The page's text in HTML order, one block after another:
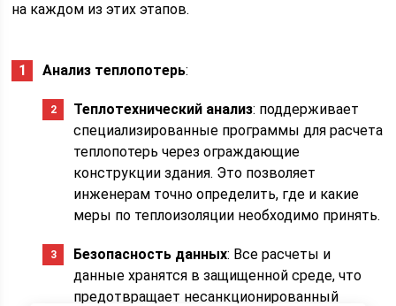
на каждом из этих этапов.
Анализ теплопотерь:
Теплотехнический анализ: поддерживает
специализированные программы для расчета
теплопотерь через ограждающие
конструкции здания. Это позволяет
инженерам точно определить, где и какие
меры по теплоизоляции необходимо принять.
Безопасность данных: Все расчеты и
данные хранятся в защищенной среде, что
предотвращает несанкционированный